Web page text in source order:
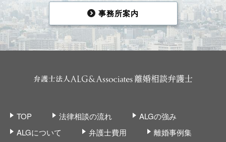
事務所案内
TOP 法律相談の流れ
ALGの強み
ALGについて
弁護士費用
離婚事例集